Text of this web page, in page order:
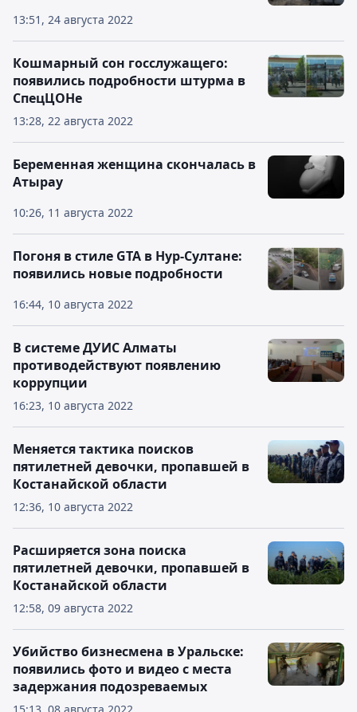
13:51, 24 августа 2022
13:28, 22 августа 2022
Кошмарный сон госслужащего:
появились подробности штурма в
СпецЦОНе
10:26, 11 августа 2022
Беременная женщина скончалась в
Атырау
16:44, 10 августа 2022
Погоня в стиле GTA в Нур-Султане:
появились новые подробности
16:23, 10 августа 2022
В системе ДУИС Алматы
противодействуют появлению
коррупции
12:36, 10 августа 2022
Меняется тактика поисков
пятилетней девочки, пропавшей в
Костанайской области
12:58, 09 августа 2022
Расширяется зона поиска
пятилетней девочки, пропавшей в
Костанайской области
Убийство бизнесмена в Уральске:
появились фото и видео с места
задержания подозреваемых